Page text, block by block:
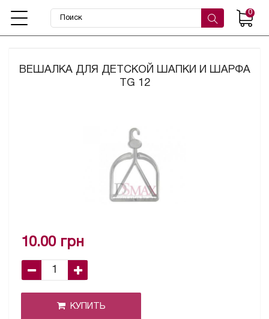
0
ВЕШАЛКА ДЛЯ ДЕТСКОЙ ШАПКИ И ШАРФА
TG 12
10.00 грн
КУПИТЬ